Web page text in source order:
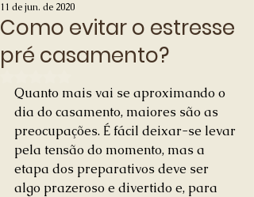
Como evitar o estresse
pré casamento?
11 de jun. de 2020
Quanto mais vai se aproximando o
dia do casamento, maiores são as
preocupações. É fácil deixar-se levar
pela tensão do momento, mas a
etapa dos preparativos deve ser
algo prazeroso e divertido e, para